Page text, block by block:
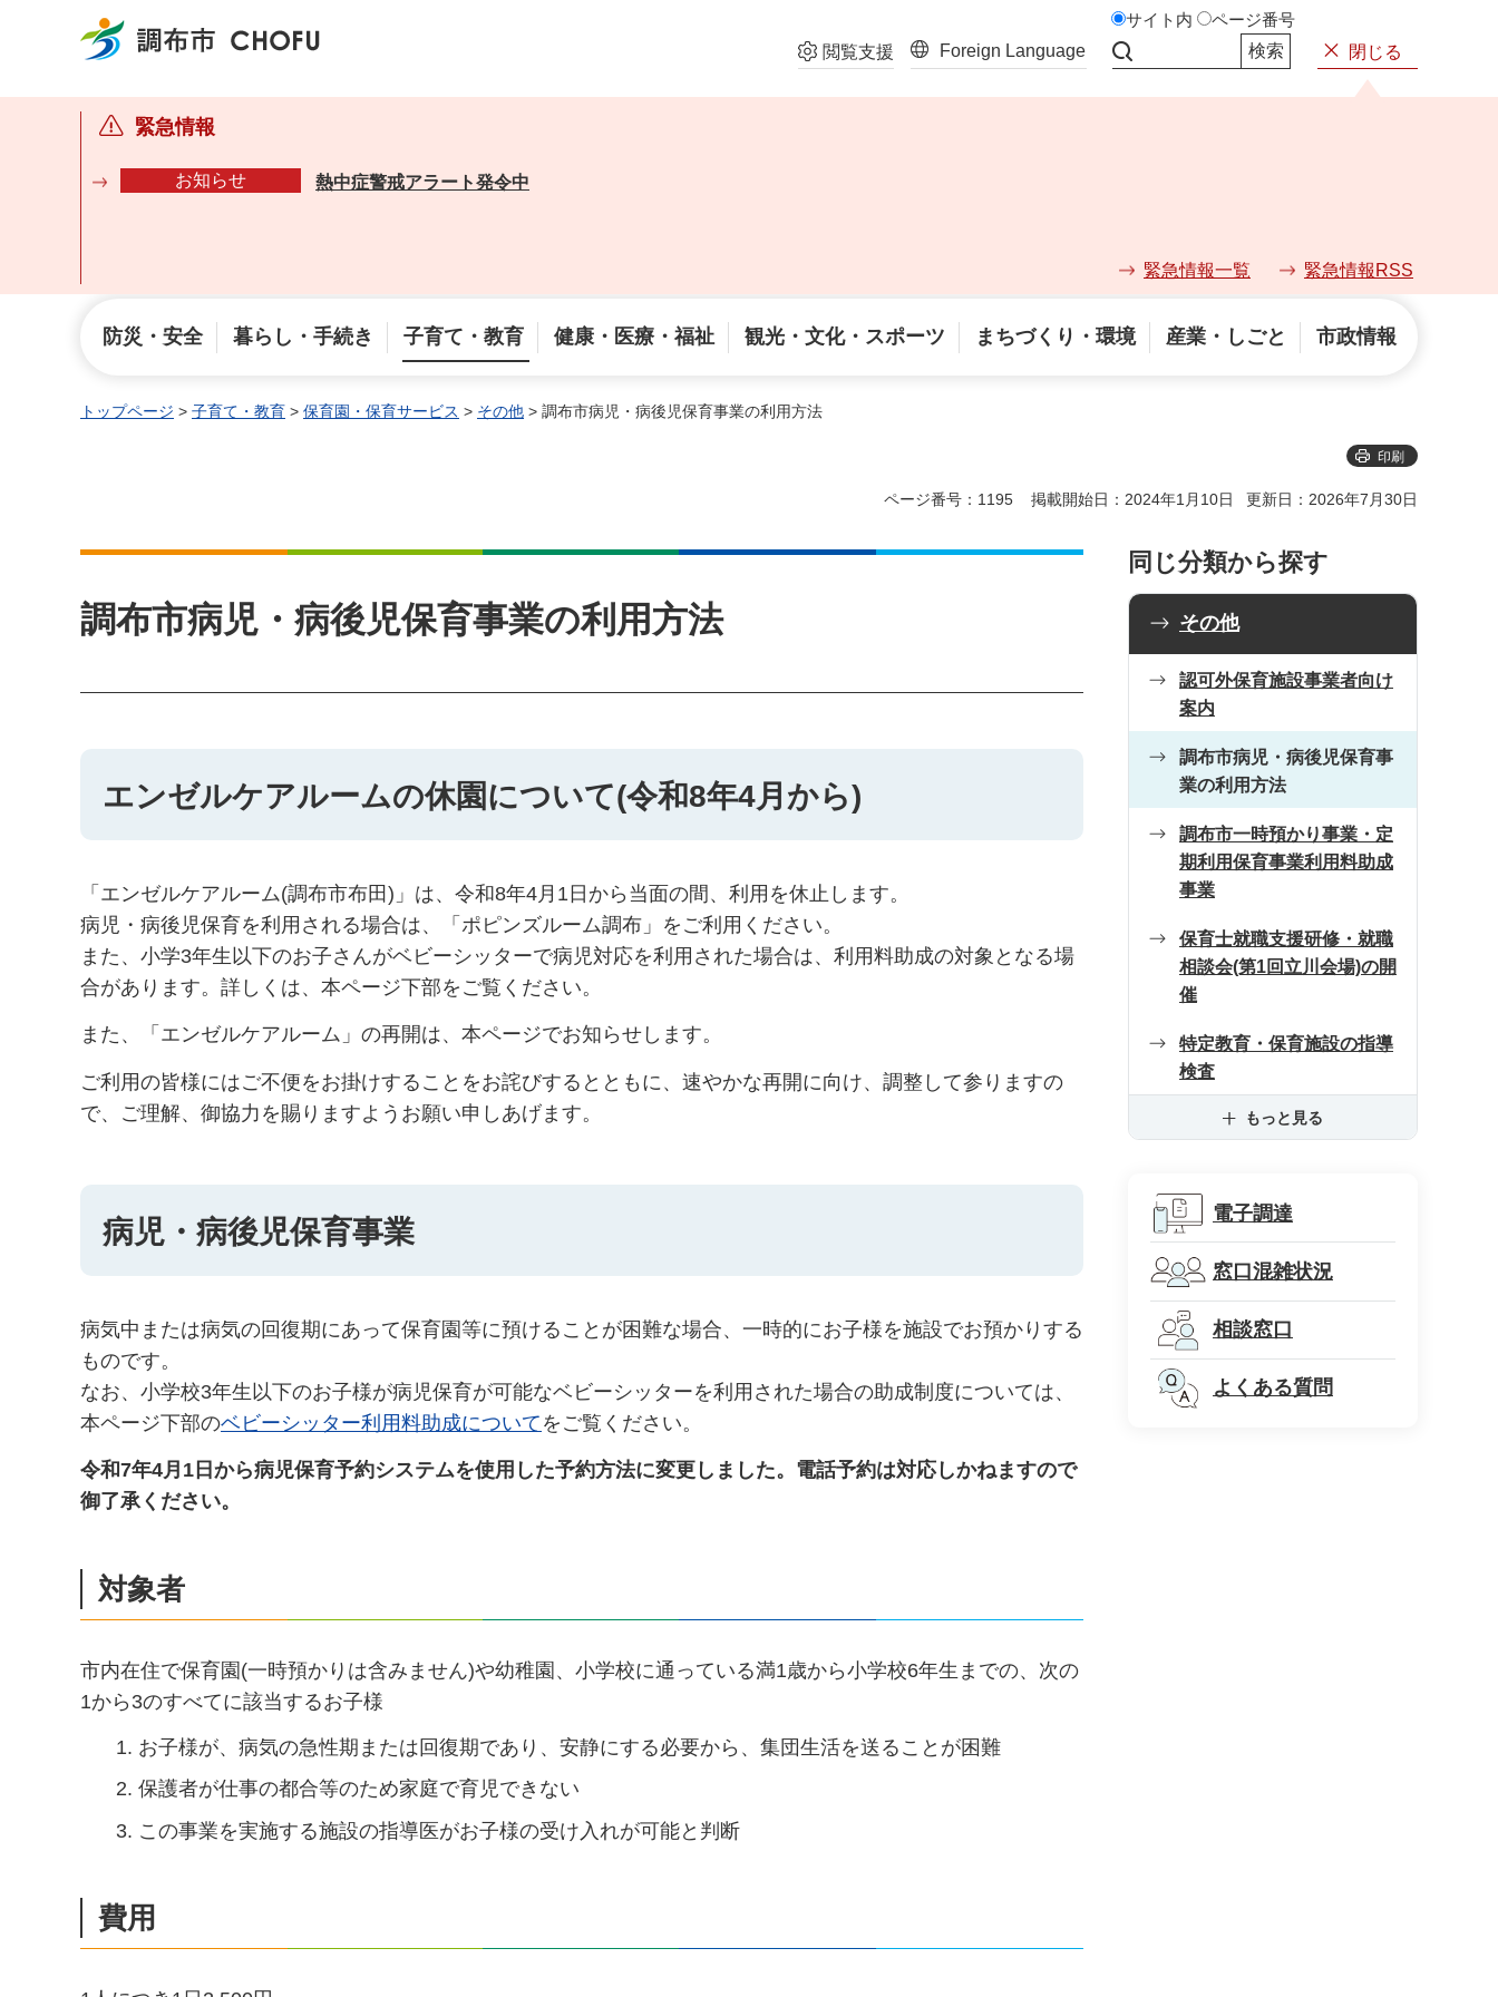
調布市 閲覧支援 Foreign Language
サイト内 ページ番号
閉じる
緊急情報
お知らせ 熱中症警戒アラート発令中
緊急情報一覧 緊急情報RSS
防災・安全 暮らし・手続き 子育て・教育 健康・医療・福祉 観光・文化・スポーツ まちづくり・環境 産業・しごと 市政情報
トップページ > 子育て・教育 > 保育園・保育サービス > その他 > 調布市病児・病後児保育事業の利用方法
印刷
ページ番号：1195 掲載開始日：2024年1月10日 更新日：2026年7月30日
調布市病児・病後児保育事業の利用方法
エンゼルケアルームの休園について(令和8年4月から)
「エンゼルケアルーム(調布市布田)」は、令和8年4月1日から当面の間、利用を休止します。
病児・病後児保育を利用される場合は、「ポピンズルーム調布」をご利用ください。
また、小学3年生以下のお子さんがベビーシッターで病児対応を利用された場合は、利用料助成の対象となる場
合があります。詳しくは、本ページ下部をご覧ください。
また、「エンゼルケアルーム」の再開は、本ページでお知らせします。
ご利用の皆様にはご不便をお掛けすることをお詫びするとともに、速やかな再開に向け、調整して参りますの
で、ご理解、御協力を賜りますようお願い申しあげます。
病児・病後児保育事業
病気中または病気の回復期にあって保育園等に預けることが困難な場合、一時的にお子様を施設でお預かりする
ものです。
なお、小学校3年生以下のお子様が病児保育が可能なベビーシッターを利用された場合の助成制度については、
本ページ下部のベビーシッター利用料助成について をご覧ください。
令和7年4月1日から病児保育予約システムを使用した予約方法に変更しました。電話予約は対応しかねますので
御了承ください。
対象者
市内在住で保育園(一時預かりは含みません)や幼稚園、小学校に通っている満1歳から小学校6年生までの、次の
1から3のすべてに該当するお子様
お子様が、病気の急性期または回復期であり、安静にする必要から、集団生活を送ることが困難
保護者が仕事の都合等のため家庭で育児できない
この事業を実施する施設の指導医がお子様の受け入れが可能と判断
費用
同じ分類から探す
その他
認可外保育施設事業者向け
案内
調布市病児・病後児保育事
業の利用方法
調布市一時預かり事業・定
期利用保育事業利用料助成
事業
保育士就職支援研修・就職
相談会(第1回立川会場)の開
催
特定教育・保育施設の指導
検査
もっと見る
電子調達
窓口混雑状況
相談窓口
よくある質問